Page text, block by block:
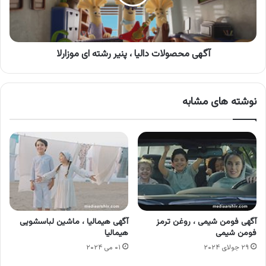
آگهی محصولات دالیا ، پنیر رشته ای موزارلا
نوشته های مشابه
آگهی فومن شیمی ، روغن ترمز
فومن شیمی
۲۹ جولای ۲۰۲۴
آگهی هیمالیا ، ماشین لباسشویی
هیمالیا
۰۱ می ۲۰۲۴